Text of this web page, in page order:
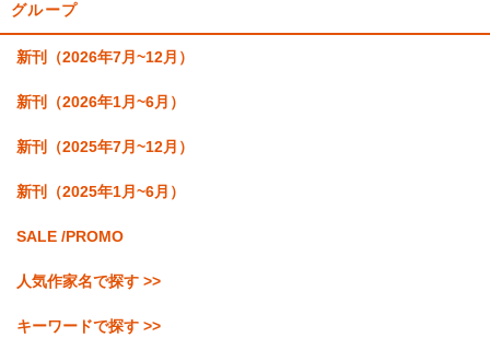
グループ
新刊（2026年7月~12月）
新刊（2026年1月~6月）
新刊（2025年7月~12月）
新刊（2025年1月~6月）
SALE /PROMO
人気作家名で探す >>
キーワードで探す >>